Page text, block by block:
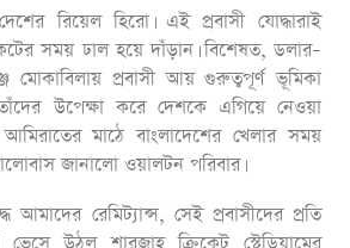
বড় একটি অংশ নির্ভর করে প্রবাসী আয়ের
রেমিট্যান্স হয়ে ওঠে অর্থনীতির জন্য
অবস্থানরত রেমিট্যান্স–যোদ্ধাদের
দেখিয়েছে ওয়ালটন। গতকাল
সময় শারজাহ ইন্টারন্যাশনাল ক্রিকেট